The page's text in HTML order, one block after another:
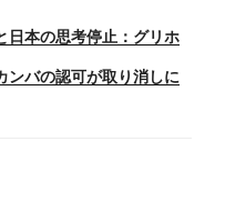
日本の思考停止：グリホ
ンバの認可が取り消しに